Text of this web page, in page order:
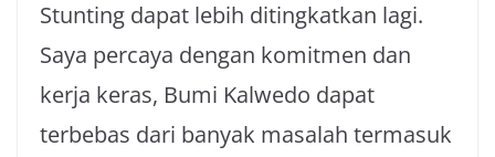
Stunting dapat lebih ditingkatkan lagi.
Saya percaya dengan komitmen dan
kerja keras, Bumi Kalwedo dapat
terbebas dari banyak masalah termasuk